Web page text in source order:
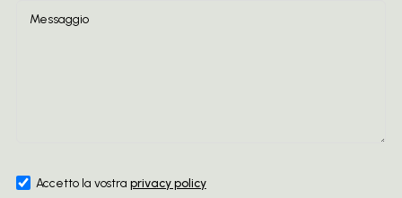
Accetto la vostra privacy policy